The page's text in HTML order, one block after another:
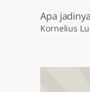
Apa
Kornelius